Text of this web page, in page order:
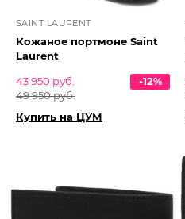
SAINT LAURENT
Кожаное портмоне Saint
Laurent
43 950 руб.
49 950 руб.
-12%
Купить на ЦУМ